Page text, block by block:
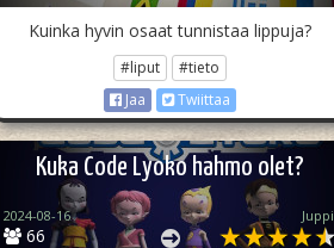
Kuinka hyvin osaat tunnistaa lippuja?
#liput
#tieto
Jaa
Twiittaa
Kuka Code Lyoko hahmo olet?
66
2024-08-16 Juppi